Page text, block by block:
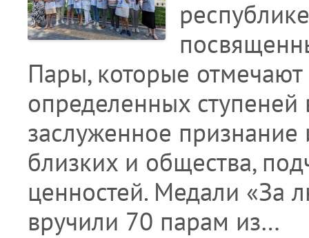
Пары, которые
определенных
заслуженное
близких и общества,
ценностей. Медали «За
вручили 70 парам из…